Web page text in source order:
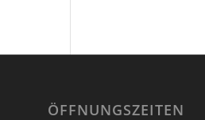
ÖFFNUNGSZEITEN